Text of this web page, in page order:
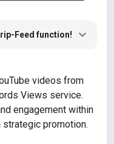
Feed function!
videos from
Views service.
engagement within
promotion.